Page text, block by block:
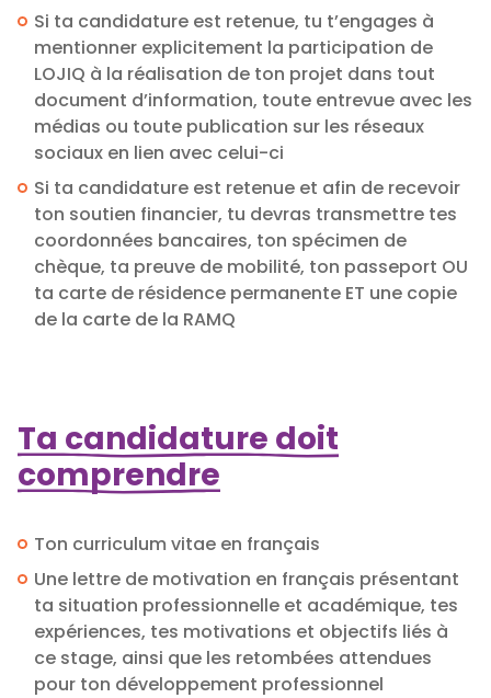
Si ta candidature est retenue, tu t’engages à
mentionner explicitement la participation de
LOJIQ à la réalisation de ton projet dans tout
document d’information, toute entrevue avec les
médias ou toute publication sur les réseaux
sociaux en lien avec celui-ci
Si ta candidature est retenue et afin de recevoir
ton soutien financier, tu devras transmettre tes
coordonnées bancaires, ton spécimen de
chèque, ta preuve de mobilité, ton passeport OU
ta carte de résidence permanente ET une copie
de la carte de la RAMQ
Ta candidature doit
comprendre
Ton curriculum vitae en français
Une lettre de motivation en français présentant
ta situation professionnelle et académique, tes
expériences, tes motivations et objectifs liés à
ce stage, ainsi que les retombées attendues
pour ton développement professionnel